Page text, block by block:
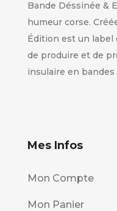
Bande Déssinée &
humeur corse.
Édition est un label
de produire et de
insulaire en bandes
Mes Infos
Mon Compte
Mon Panier